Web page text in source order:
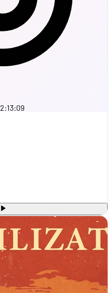
2:13:09